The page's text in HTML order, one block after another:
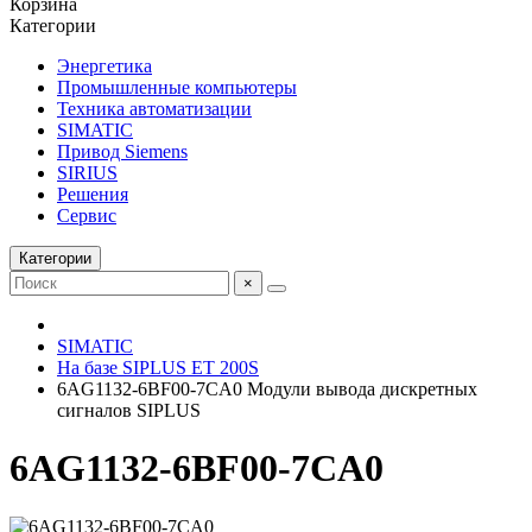
Корзина
Категории
Энергетика
Промышленные компьютеры
Техника автоматизации
SIMATIC
Привод Siemens
SIRIUS
Решения
Сервис
Категории
×
SIMATIC
На базе SIPLUS ET 200S
6AG1132-6BF00-7CA0 Модули вывода дискретных
сигналов SIPLUS
6AG1132-6BF00-7CA0